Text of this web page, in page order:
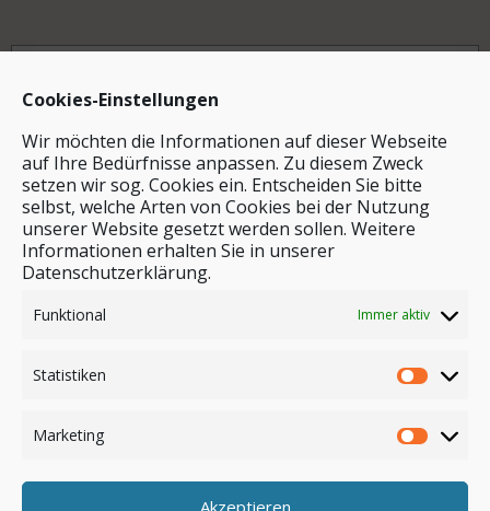
Cookies-Einstellungen
Wir möchten die Informationen auf dieser Webseite
auf Ihre Bedürfnisse anpassen. Zu diesem Zweck
setzen wir sog. Cookies ein. Entscheiden Sie bitte
selbst, welche Arten von Cookies bei der Nutzung
unserer Website gesetzt werden sollen. Weitere
Informationen erhalten Sie in unserer
Datenschutzerklärung.
Funktional Immer aktiv
Statistiken
Marketing
Akzeptieren
Archiv
Stichwortsuche